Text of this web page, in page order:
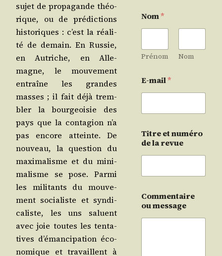
sujet de pro­pa­gande théo­
rique, ou de pré­dic­tions
his­to­riques : c’est la réa­li­
té de demain. En Rus­sie,
en Autriche, en Alle­
magne, le mou­ve­ment
entraîne les grandes
masses ; il fait déjà trem­
bler la bour­geoi­sie des
pays que la conta­gion n’a
pas encore atteinte. De
nou­veau, la ques­tion du
maxi­ma­lisme et du mini­
ma­lisme se pose. Par­mi
les mili­tants du mou­ve­
ment socia­liste et syn­di­
ca­liste, les uns saluent
avec joie toutes les ten­ta­
tives d’é­man­ci­pa­tion éco­
no­mique et tra­vaillent à
Nom*
Prénom Nom
E-mail*
Titre et numéro
de la revue
Commentaire
ou message